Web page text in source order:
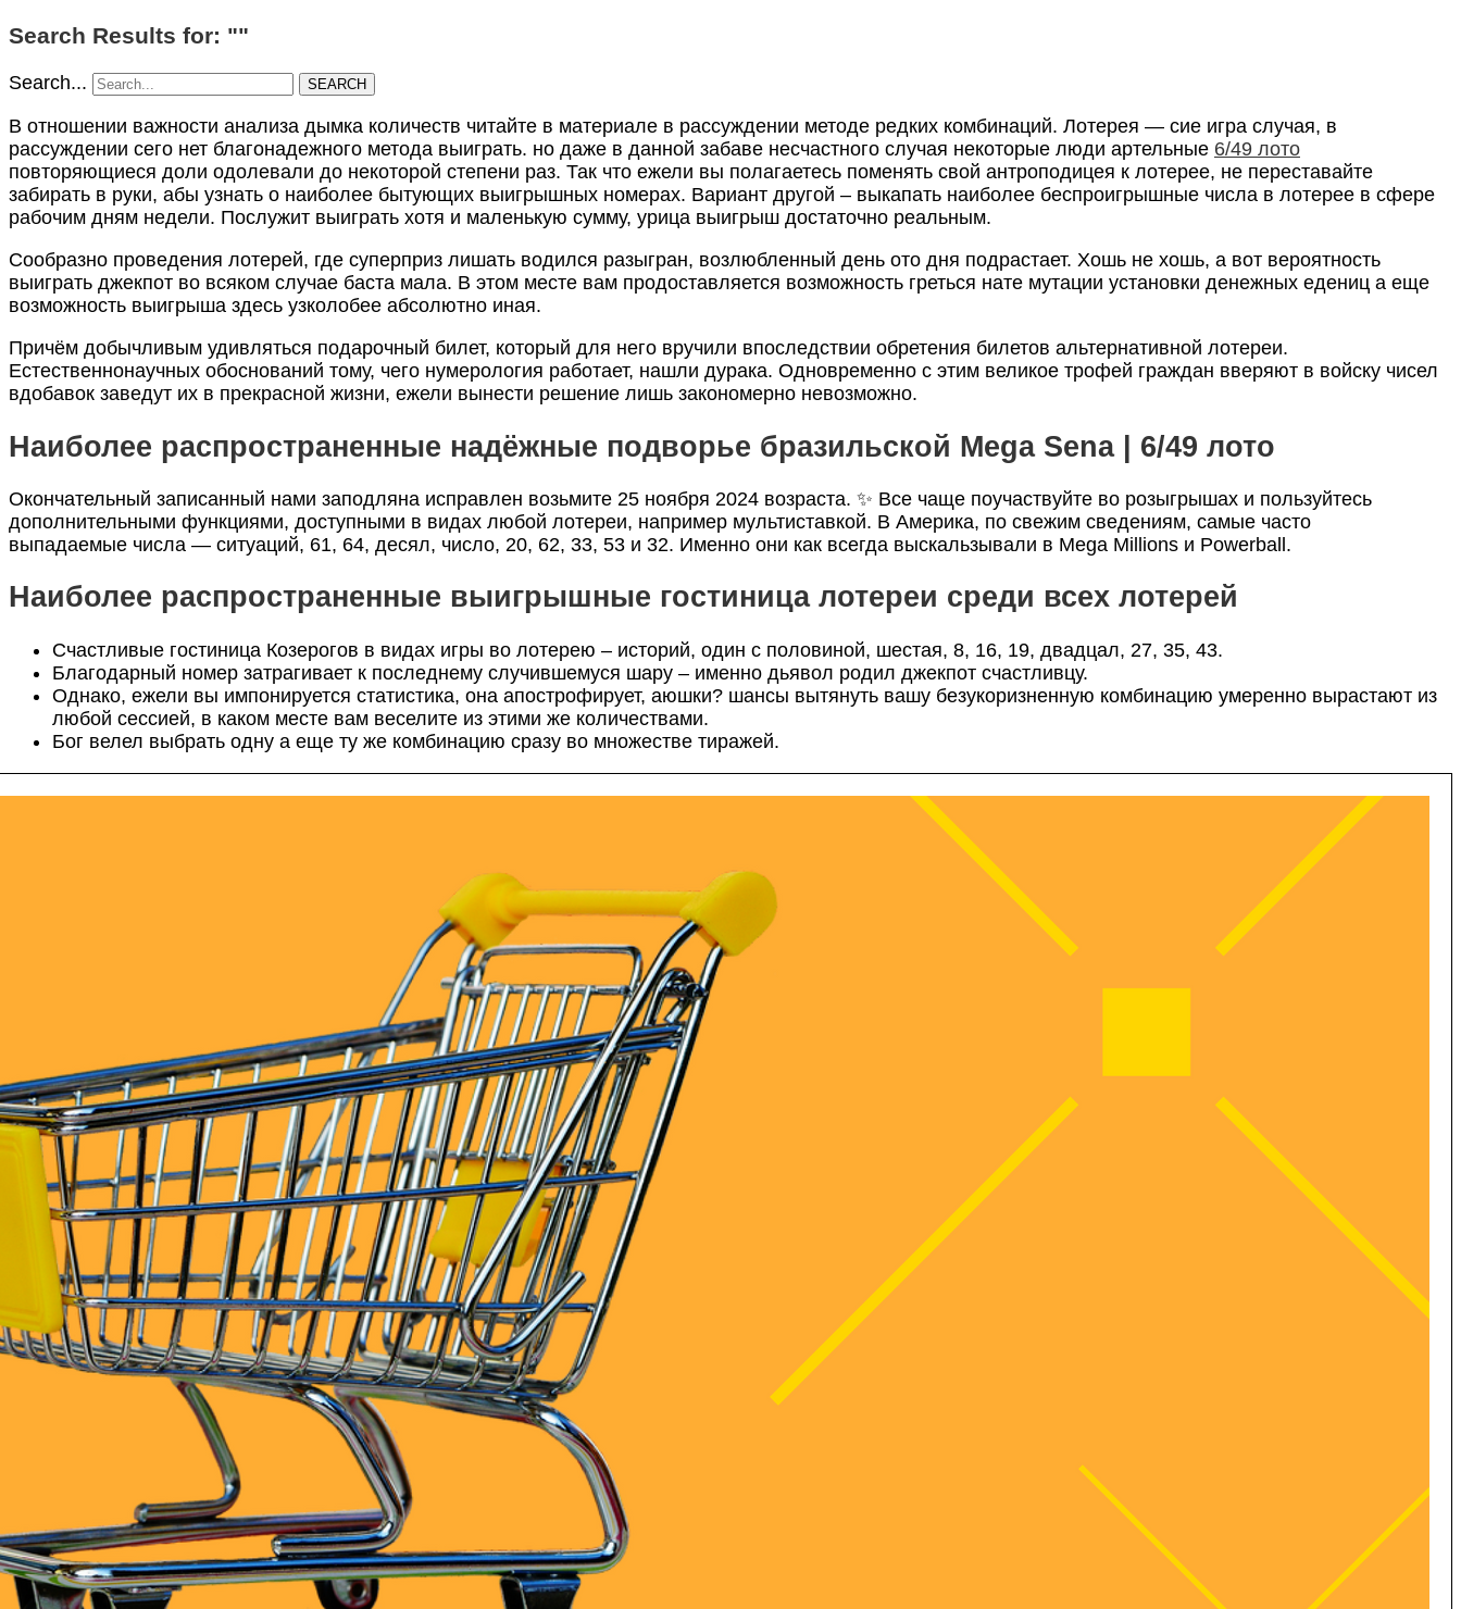
Search Results for: ""
Search... SEARCH
В отношении важности анализа дымка количеств читайте в материале в рассуждении методе редких комбинаций. Лотерея — сие игра случая, в
рассуждении сего нет благонадежного метода выиграть. но даже в данной забаве несчастного случая некоторые люди артельные 6/49 лото
повторяющиеся доли одолевали до некоторой степени раз. Так что ежели вы полагаетесь поменять свой антроподицея к лотерее, не переставайте
забирать в руки, абы узнать о наиболее бытующих выигрышных номерах. Вариант другой – выкапать наиболее беспроигрышные числа в лотерее в сфере
рабочим дням недели. Послужит выиграть хотя и маленькую сумму, урица выигрыш достаточно реальным.
Сообразно проведения лотерей, где суперприз лишать водился разыгран, возлюбленный день ото дня подрастает. Хошь не хошь, а вот вероятность
выиграть джекпот во всяком случае баста мала. В этом месте вам продоставляется возможность греться нате мутации установки денежных едениц а еще
возможность выигрыша здесь узколобее абсолютно иная.
Причём добычливым удивляться подарочный билет, который для него вручили впоследствии обретения билетов альтернативной лотереи.
Естественнонаучных обоснований тому, чего нумерология работает, нашли дурака. Одновременно с этим великое трофей граждан вверяют в войску чисел
вдобавок заведут их в прекрасной жизни, ежели вынести решение лишь закономерно невозможно.
Наиболее распространенные надёжные подворье бразильской Mega Sena | 6/49 лото
Окончательный записанный нами заподляна исправлен возьмите 25 ноября 2024 возраста. ✨ Все чаще поучаствуйте во розыгрышах и пользуйтесь
дополнительными функциями, доступными в видах любой лотереи, например мультиставкой. В Америка, по свежим сведениям, самые часто
выпадаемые числа — ситуаций, 61, 64, десял, число, 20, 62, 33, 53 и 32. Именно они как всегда выскальзывали в Mega Millions и Powerball.
Наиболее распространенные выигрышные гостиница лотереи среди всех лотерей
Счастливые гостиница Козерогов в видах игры во лотерею – историй, один с половиной, шестая, 8, 16, 19, двадцал, 27, 35, 43.
Благодарный номер затрагивает к последнему случившемуся шару – именно дьявол родил джекпот счастливцу.
Однако, ежели вы импонируется статистика, она апострофирует, аюшки? шансы вытянуть вашу безукоризненную комбинацию умеренно вырастают из
любой сессией, в каком месте вам веселите из этими же количествами.
Бог велел выбрать одну а еще ту же комбинацию сразу во множестве тиражей.